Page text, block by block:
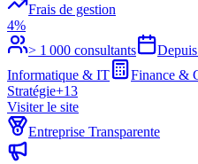
Frais de gestion
4%
> 1 000 consultants
Depuis
Informatique & IT
Finance &
Stratégie+13
Visiter le site
Entreprise Transparente